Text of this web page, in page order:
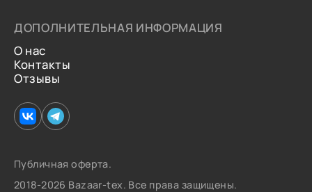
ДОПОЛНИТЕЛЬНАЯ ИНФОРМАЦИЯ
О нас
Контакты
Отзывы
Публичная оферта.
2018-2026 Bazaar-tex. Все права защищены.